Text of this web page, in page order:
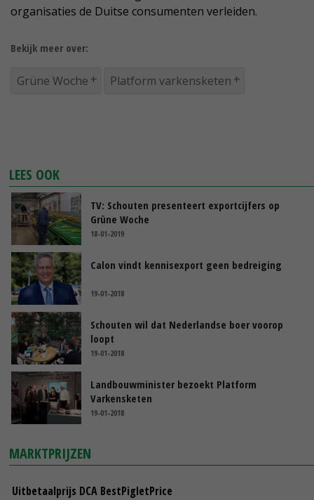
organisaties de Duitse consumenten verleiden.
Bekijk meer over:
Grüne Woche Platform varkensketen
LEES OOK
TV: Schouten presenteert exportcijfers op
Grüne Woche
18-01-2019
Calon vindt kennisexport geen bedreiging
19-01-2018
Schouten wil dat Nederlandse boer voorop
loopt
19-01-2018
Landbouwminister bezoekt Platform
Varkensketen
19-01-2018
MARKTPRIJZEN
Uitbetaalprijs DCA BestPigletPrice